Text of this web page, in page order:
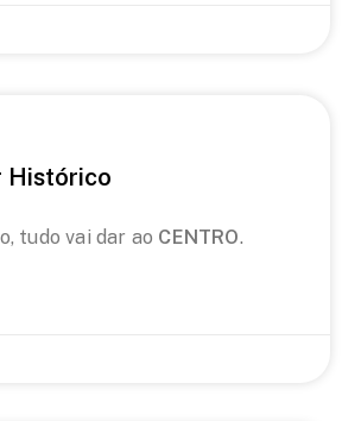
Histórico
tudo vai dar ao CENTRO.